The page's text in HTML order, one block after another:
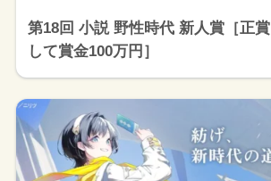
第18回 小説 野性時代 新人賞［正
して賞金100万円］